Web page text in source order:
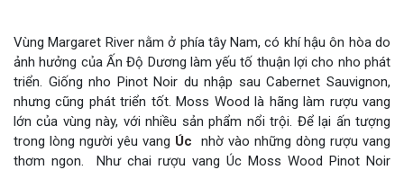
Vùng Margaret River nằm ở phía tây Nam, có khí hậu ôn hòa do
ảnh hưởng của Ấn Độ Dương làm yếu tố thuận lợi cho nho phát
triển. Giống nho Pinot Noir du nhập sau Cabernet Sauvignon,
nhưng cũng phát triển tốt. Moss Wood là hãng làm rượu vang
lớn của vùng này, với nhiều sản phẩm nổi trội. Để lại ấn tượng
trong lòng người yêu vang Úc
nhờ vào những dòng rượu vang
thơm ngon. Như chai rượu vang Úc Moss Wood Pinot Noir